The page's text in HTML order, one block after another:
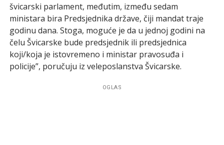
švicarski parlament, međutim, između sedam
ministara bira Predsjednika države, čiji mandat traje
godinu dana. Stoga, moguće je da u jednoj godini na
čelu Švicarske bude predsjednik ili predsjednica
koji/koja je istovremeno i ministar pravosuđa i
policije”, poručuju iz veleposlanstva Švicarske.
OGLAS